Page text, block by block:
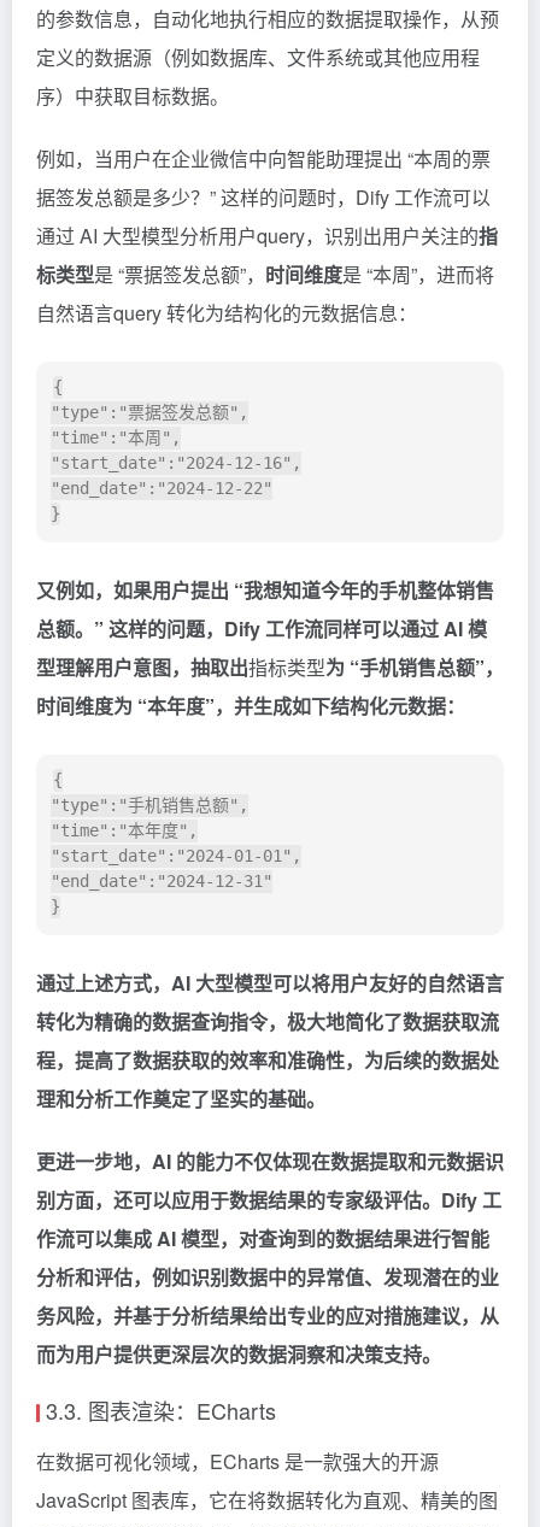
的参数信息，自动化地执行相应的数据提取操作，从预
定义的数据源（例如数据库、文件系统或其他应用程
序）中获取目标数据。
例如，当用户在企业微信中向智能助理提出 “本周的票
据签发总额是多少？” 这样的问题时，Dify 工作流可以
通过 AI 大型模型分析用户query，识别出用户关注的指
标类型是 “票据签发总额”， 时间维度是 “本周”，进而将
自然语言query 转化为结构化的元数据信息：
{
"type":"票据签发总额",
"time":"本周",
"start_date":"2024-12-16",
"end_date":"2024-12-22"
又例如，如果用户提出 “我想知道今年的手机整体销售
总额。” 这样的问题，Dify 工作流同样可以通过 AI 模
型理解用户意图，抽取出指标类型为 “手机销售总额”，
时间维度为 “本年度”，并生成如下结构化元数据：
{
"type":"手机销售总额",
"time":"本年度",
"start_date":"2024-01-01",
"end_date":"2024-12-31"
通过上述方式，AI 大型模型可以将用户友好的自然语言
转化为精确的数据查询指令，极大地简化了数据获取流
程，提高了数据获取的效率和准确性，为后续的数据处
理和分析工作奠定了坚实的基础。
更进一步地，AI 的能力不仅体现在数据提取和元数据识
别方面，还可以应用于数据结果的专家级评估。Dify 工
作流可以集成 AI 模型，对查询到的数据结果进行智能
分析和评估，例如识别数据中的异常值、发现潜在的业
务风险，并基于分析结果给出专业的应对措施建议，从
而为用户提供更深层次的数据洞察和决策支持。
3.3. 图表渲染：ECharts
在数据可视化领域，ECharts 是一款强大的开源
JavaScript 图表库，它在将数据转化为直观、精美的图